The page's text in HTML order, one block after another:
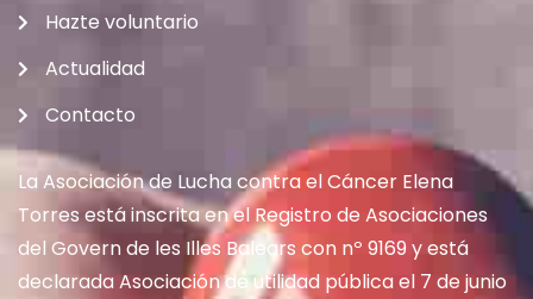
Hazte voluntario
Actualidad
Contacto
La Asociación de Lucha contra el Cáncer Elena
Torres está inscrita en el Registro de Asociaciones
del Govern de les Illes Balears con nº 9169 y está
declarada Asociación de utilidad pública el 7 de junio